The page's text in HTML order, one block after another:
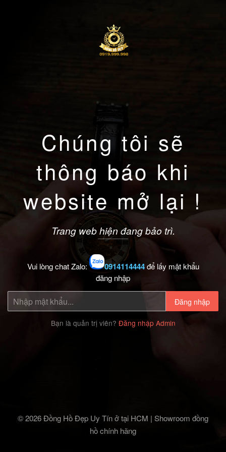
Chúng tôi sẽ
thông báo khi
website mở lại !
Trang web hiện đang bảo trì.
Vui lòng chat Zalo: 0914114444để lấy mật khẩu
đăng nhập
Đăng nhập
Bạn là quản trị viên? Đăng nhập Admin
© 2026 Đồng Hồ Đẹp Uy Tín ở tại HCM | Showroom đồng
hồ chính hãng‎